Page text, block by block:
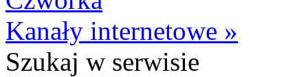
Kanały internetowe »
Szukaj w serwisie